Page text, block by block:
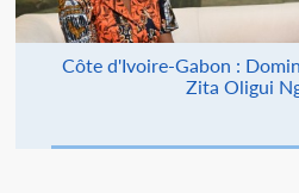
Côte d'Ivoire-Gabon :
Zita Oligui